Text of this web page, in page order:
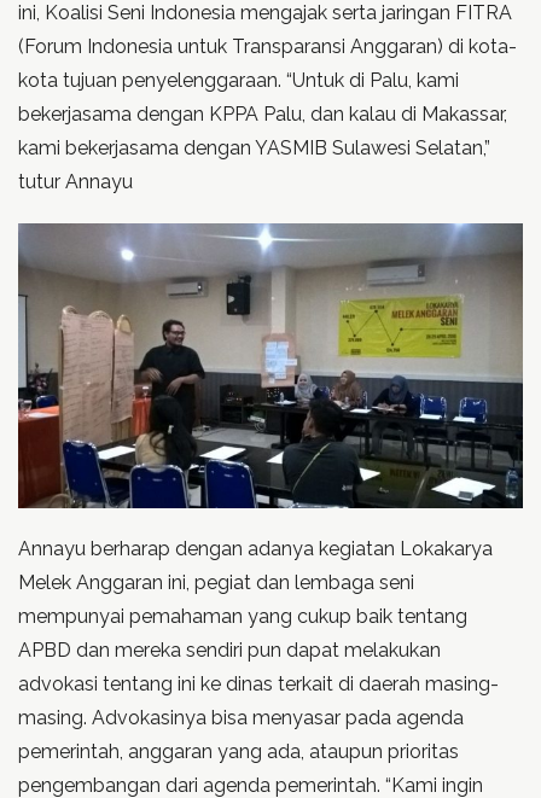
ini, Koalisi Seni Indonesia mengajak serta jaringan FITRA
(Forum Indonesia untuk Transparansi Anggaran) di kota-
kota tujuan penyelenggaraan. “Untuk di Palu, kami
bekerjasama dengan KPPA Palu, dan kalau di Makassar,
kami bekerjasama dengan YASMIB Sulawesi Selatan,”
tutur Annayu
Annayu berharap dengan adanya kegiatan Lokakarya
Melek Anggaran ini, pegiat dan lembaga seni
mempunyai pemahaman yang cukup baik tentang
APBD dan mereka sendiri pun dapat melakukan
advokasi tentang ini ke dinas terkait di daerah masing-
masing. Advokasinya bisa menyasar pada agenda
pemerintah, anggaran yang ada, ataupun prioritas
pengembangan dari agenda pemerintah. “Kami ingin